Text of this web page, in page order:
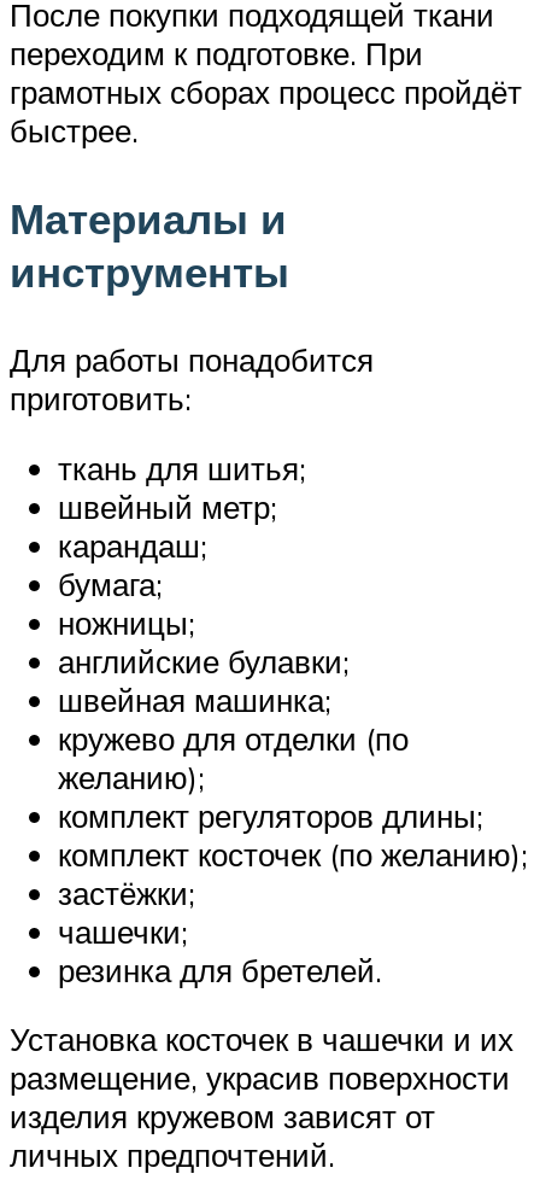
После покупки подходящей ткани
переходим к подготовке. При
грамотных сборах процесс пройдёт
быстрее.
Материалы и
инструменты
Для работы понадобится
приготовить:
ткань для шитья;
швейный метр;
карандаш;
бумага;
ножницы;
английские булавки;
швейная машинка;
кружево для отделки (по
желанию);
комплект регуляторов длины;
комплект косточек (по желанию);
застёжки;
чашечки;
резинка для бретелей.
Установка косточек в чашечки и их
размещение, украсив поверхности
изделия кружевом зависят от
личных предпочтений.